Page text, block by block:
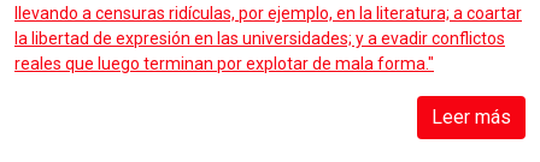
llevando a censuras ridículas, por ejemplo, en la literatura; a coartar
la libertad de expresión en las universidades; y a evadir conflictos
reales que luego terminan por explotar de mala forma."
Leer más